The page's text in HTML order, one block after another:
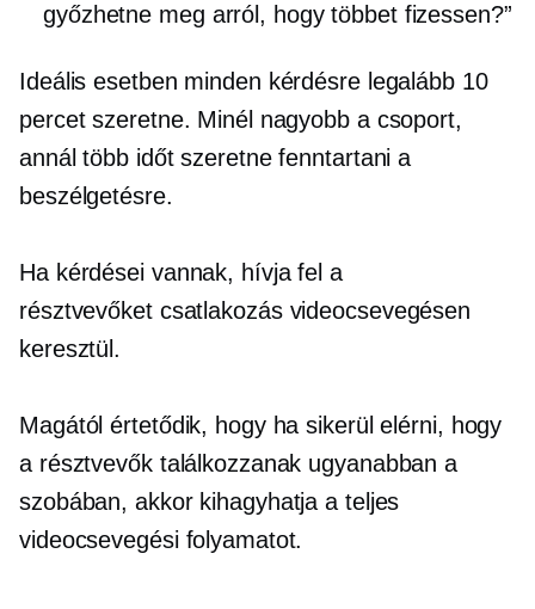
győzhetne meg arról, hogy többet fizessen?”
Ideális esetben minden kérdésre legalább 10
percet szeretne. Minél nagyobb a csoport,
annál több időt szeretne fenntartani a
beszélgetésre.
Ha kérdései vannak, hívja fel a
résztvevőket csatlakozásvideocsevegésen
keresztül.
Magától értetődik, hogy ha sikerül elérni, hogy
a résztvevők találkozzanak ugyanabban a
szobában, akkor kihagyhatja a teljes
videocsevegési folyamatot.